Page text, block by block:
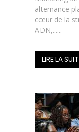
alternance
cœur de la
ADN,......
LIRE LA